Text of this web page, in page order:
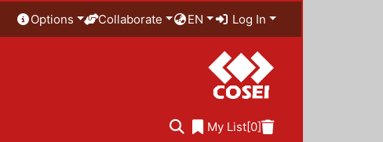
Options Collaborate EN Log In
My List[0]